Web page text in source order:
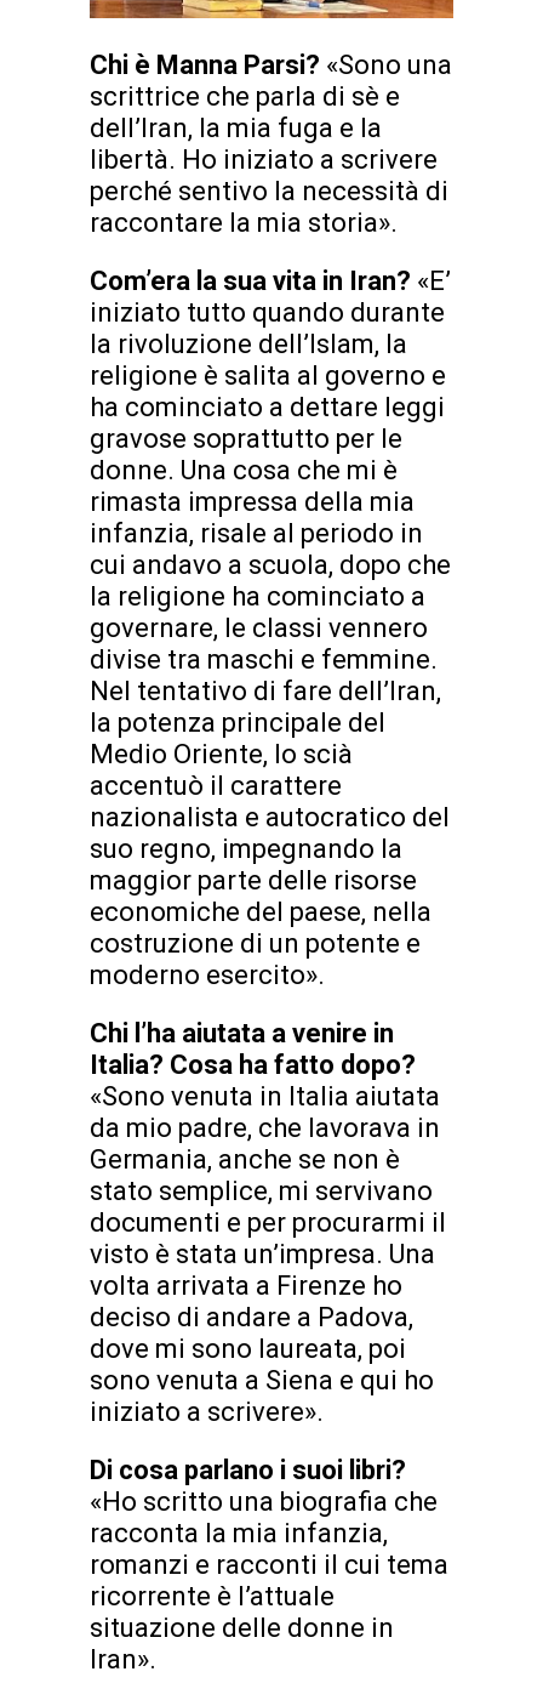
Chi è Manna Parsi? «Sono una
scrittrice che parla di sè e
dell’Iran, la mia fuga e la
libertà. Ho iniziato a scrivere
perché sentivo la necessità di
raccontare la mia storia».
Com’era la sua vita in Iran? «E’
iniziato tutto quando durante
la rivoluzione dell’Islam, la
religione è salita al governo e
ha cominciato a dettare leggi
gravose soprattutto per le
donne. Una cosa che mi è
rimasta impressa della mia
infanzia, risale al periodo in
cui andavo a scuola, dopo che
la religione ha cominciato a
governare, le classi vennero
divise tra maschi e femmine.
Nel tentativo di fare dell’Iran,
la potenza principale del
Medio Oriente, lo scià
accentuò il carattere
nazionalista e autocratico del
suo regno, impegnando la
maggior parte delle risorse
economiche del paese, nella
costruzione di un potente e
moderno esercito».
Chi l’ha aiutata a venire in
Italia? Cosa ha fatto dopo?
«Sono venuta in Italia aiutata
da mio padre, che lavorava in
Germania, anche se non è
stato semplice, mi servivano
documenti e per procurarmi il
visto è stata un’impresa. Una
volta arrivata a Firenze ho
deciso di andare a Padova,
dove mi sono laureata, poi
sono venuta a Siena e qui ho
iniziato a scrivere».
Di cosa parlano i suoi libri?
«Ho scritto una biografia che
racconta la mia infanzia,
romanzi e racconti il cui tema
ricorrente è l’attuale
situazione delle donne in
Iran».